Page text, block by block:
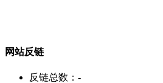
网站反链
反链总数： -